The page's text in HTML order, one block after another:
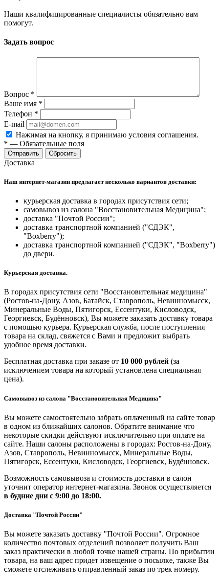
Наши квалифицированные специалисты обязательно вам
помогут.
Задать вопрос
Вопрос *
Ваше имя *
Телефон *
E-mail
Нажимая на кнопку, я принимаю условия соглашения.
* — Обязательные поля
Отправить Сбросить
Доставка
Наш интернет-магазин предлагает несколько вариантов доставки:
курьерская доставка в городах присутствия сети;
самовывоз из салона "Восстановительная Медицина";
доставка "Почтой России";
доставка транспортной компанией ("СДЭК",
"Boxberry");
доставка транспортной компанией ("СДЭК", "Boxberry")
до двери.
Курьерская доставка.
В городах присутствия сети "Восстановительная медицина"
(Ростов-на-Дону, Азов, Батайск, Ставрополь, Невинномысск,
Минеральные Воды, Пятигорск, Ессентуки, Кисловодск,
Георгиевск, Будённовск), Вы можете заказать доставку товара
с помощью курьера. Курьерская служба, после поступления
товара на склад, свяжется с Вами и предложит выбрать
удобное время доставки.
Бесплатная доставка при заказе от 10 000 рублей (за
исключением товара на который установлена специальная
цена).
Самовывоз из салона "Восстановительная Медицина"
Вы можете самостоятельно забрать оплаченный на сайте товар
в одном из ближайших салонов. Обратите внимание что
некоторые скидки действуют исключительно при оплате на
сайте. Наши салоны расположены в городах: Ростов-на-Дону,
Азов, Ставрополь, Невинномысск, Минеральные Воды,
Пятигорск, Ессентуки, Кисловодск, Георгиевск, Будённовск.
Возможность самовывоза и стоимость доставки в салон
уточнит оператор интернет-магазина. Звонок осуществляется
в будние дни с 9:00 до 18:00.
Доставка "Почтой России"
Вы можете заказать доставку "Почтой России". Огромное
количество почтовых отделений позволяет получить Ваш
заказ практически в любой точке нашей страны. По прибытии
товара, на ваш адрес придет извещение о посылке, также Вы
сможете отслеживать отправленный заказ по трек номеру.